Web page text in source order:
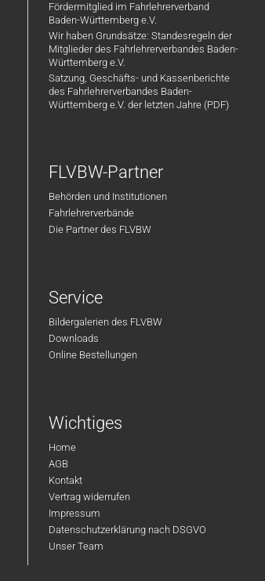
Fördermitglied im Fahrlehrerverband
Baden-Württemberg e.V.
Wir haben Grundsätze: Standesregeln der
Mitglieder des Fahrlehrerverbandes Baden-
Württemberg e.V.
Satzung, Geschäfts- und Kassenberichte
des Fahrlehrerverbandes Baden-
Württemberg e.V. der letzten Jahre (PDF)
FLVBW-Partner
Behörden und Institutionen
Fahrlehrerverbände
Die Partner des FLVBW
Service
Bildergalerien des FLVBW
Downloads
Online Bestellungen
Wichtiges
Home
AGB
Kontakt
Vertrag widerrufen
Impressum
Datenschutzerklärung nach DSGVO
Unser Team